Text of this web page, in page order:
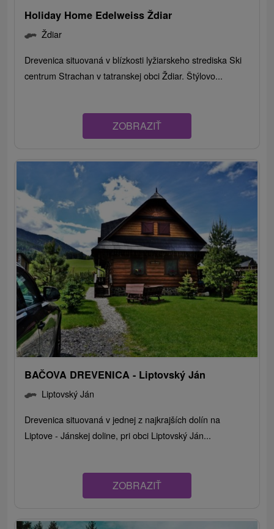
Holiday Home Edelweiss Ždiar
Ždiar
Drevenica situovaná v blízkosti lyžiarskeho strediska Ski
centrum Strachan v tatranskej obci Ždiar. Štýlovo...
ZOBRAZIŤ
BAČOVA DREVENICA - Liptovský Ján
Liptovský Ján
Drevenica situovaná v jednej z najkrajších dolín na
Liptove - Jánskej doline, pri obci Liptovský Ján...
ZOBRAZIŤ